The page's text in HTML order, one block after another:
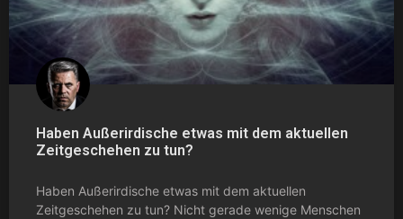
Haben Außerirdische etwas mit dem aktuellen
Zeitgeschehen zu tun?
Haben Außerirdische etwas mit dem aktuellen
Zeitgeschehen zu tun? Nicht gerade wenige Menschen